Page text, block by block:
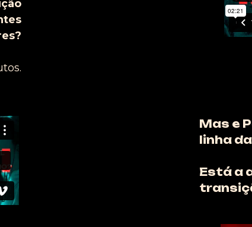
Mas e
linha
Está a